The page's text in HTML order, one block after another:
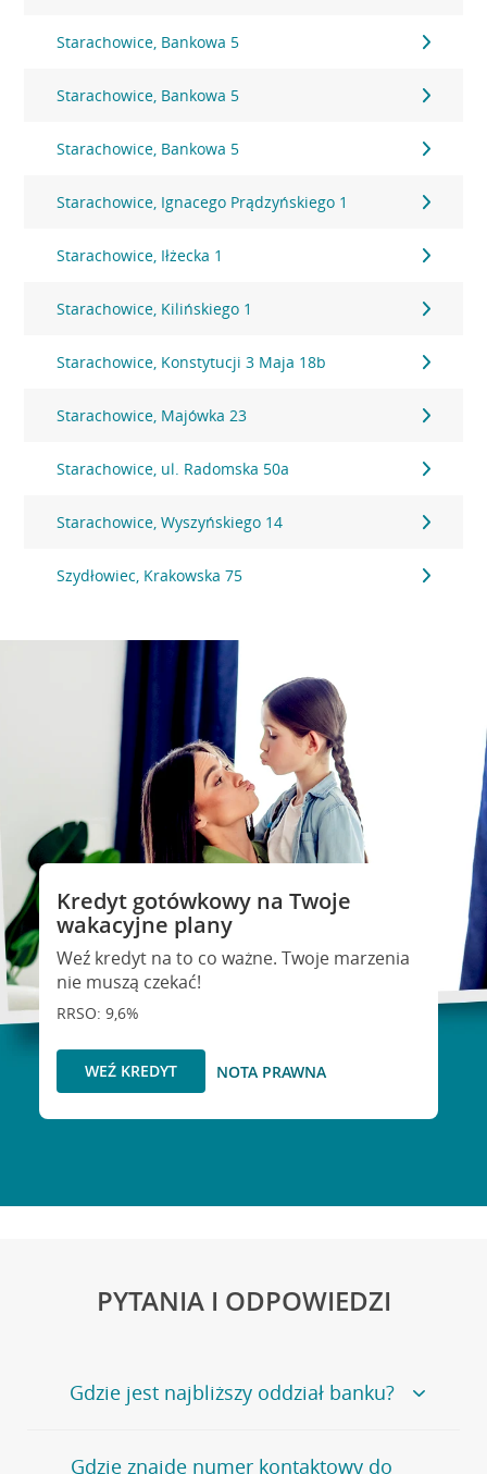
Starachowice, Bankowa 5
Starachowice, Bankowa 5
Starachowice, Bankowa 5
Starachowice, Ignacego Prądzyńskiego 1
Starachowice, Iłżecka 1
Starachowice, Kilińskiego 1
Starachowice, Konstytucji 3 Maja 18b
Starachowice, Majówka 23
Starachowice, ul. Radomska 50a
Starachowice, Wyszyńskiego 14
Szydłowiec, Krakowska 75
Kredyt gotówkowy na Twoje
wakacyjne plany
Weź kredyt na to co ważne. Twoje marzenia
nie muszą czekać!
RRSO: 9,6%
WEŹ KREDYT NOTA PRAWNA
PYTANIA I ODPOWIEDZI
Gdzie jest najbliższy oddział banku?
Jeśli szukasz oddziału naszego banku, zapraszamy na
Gdzie znajdę numer kontaktowy do